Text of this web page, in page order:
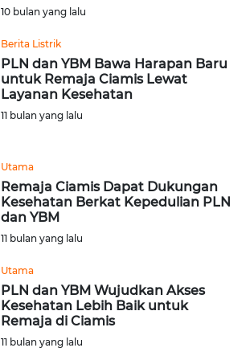
10 bulan yang lalu
Berita Listrik
PLN dan YBM Bawa Harapan Baru
untuk Remaja Ciamis Lewat
Layanan Kesehatan
11 bulan yang lalu
Utama
Remaja Ciamis Dapat Dukungan
Kesehatan Berkat Kepedulian PLN
dan YBM
11 bulan yang lalu
Utama
PLN dan YBM Wujudkan Akses
Kesehatan Lebih Baik untuk
Remaja di Ciamis
11 bulan yang lalu